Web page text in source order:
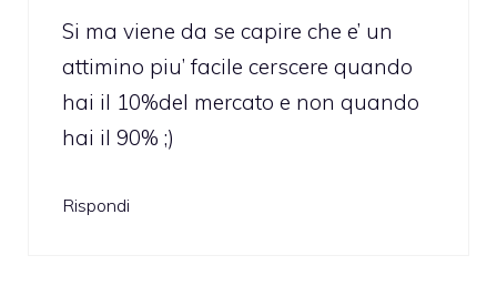
Si ma viene da se capire che e’ un
attimino piu’ facile cerscere quando
hai il 10%del mercato e non quando
hai il 90% ;)
Rispondi